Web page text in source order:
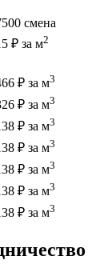
смена
₽ за м2
₽ за м3
₽ за м3
₽ за м3
₽ за м3
₽ за м3
₽ за м3
₽ за м3